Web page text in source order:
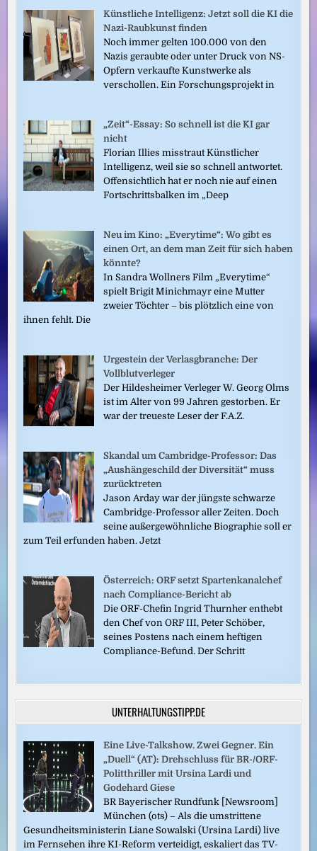
Künstliche Intelligenz: Jetzt soll die KI die
Nazi-Raubkunst finden
Noch immer gelten 100.000 von den
Nazis geraubte oder unter Druck von NS-
Opfern verkaufte Kunstwerke als
verschollen. Ein Forschungsprojekt in
„Zeit“-Essay: So schnell ist die KI gar
nicht
Florian Illies misstraut Künstlicher
Intelligenz, weil sie so schnell antwortet.
Offensichtlich hat er noch nie auf einen
Fortschrittsbalken im „Deep
Neu im Kino: „Everytime“: Wo gibt es
einen Ort, an dem man Zeit für sich haben
könnte?
In Sandra Wollners Film „Everytime“
spielt Brigit Minichmayr eine Mutter
zweier Töchter – bis plötzlich eine von
ihnen fehlt. Die
Urgestein der Verlasgbranche: Der
Vollblutverleger
Der Hildesheimer Verleger W. Georg Olms
ist im Alter von 99 Jahren gestorben. Er
war der treueste Leser der F.A.Z.
Skandal um Cambridge-Professor: Das
„Aushängeschild der Diversität“ muss
zurücktreten
Jason Arday war der jüngste schwarze
Cambridge-Professor aller Zeiten. Doch
seine außergewöhnliche Biographie soll er
zum Teil erfunden haben. Jetzt
Österreich: ORF setzt Spartenkanalchef
nach Compliance-Bericht ab
Die ORF-Chefin Ingrid Thurnher enthebt
den Chef von ORF III, Peter Schöber,
seines Postens nach einem heftigen
Compliance-Befund. Der Schritt
UNTERHALTUNGSTIPP.DE
Eine Live-Talkshow. Zwei Gegner. Ein
„Duell“ (AT): Drehschluss für BR-/ORF-
Politthriller mit Ursina Lardi und
Godehard Giese
BR Bayerischer Rundfunk [Newsroom]
München (ots) – Als die umstrittene
Gesundheitsministerin Liane Sowalski (Ursina Lardi) live
im Fernsehen ihre KI-Reform verteidigt, eskaliert das TV-